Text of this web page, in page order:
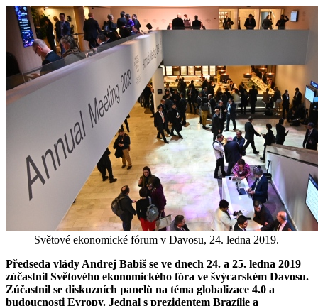
Světové ekonomické fórum v Davosu, 24. ledna 2019.
Předseda vlády Andrej Babiš se ve dnech 24. a 25. ledna 2019
zúčastnil Světového ekonomického fóra ve švýcarském Davosu.
Zúčastnil se diskuzních panelů na téma globalizace 4.0 a
budoucnosti Evropy. Jednal s prezidentem Brazílie a